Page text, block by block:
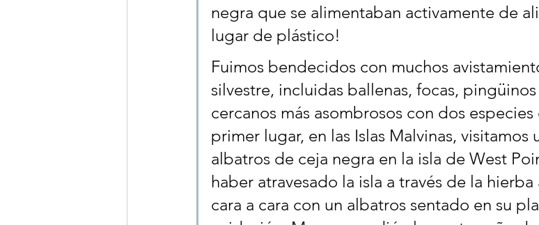
negra que se alimentaban activamente de
lugar de plástico!
Fuimos bendecidos con muchos
silvestre, incluidas ballenas, focas,
cercanos más asombrosos con dos
primer lugar, en las Islas Malvinas, visitamos
albatros de ceja negra en la isla de West
haber atravesado la isla a través de la
cara a cara con un albatros sentado en su